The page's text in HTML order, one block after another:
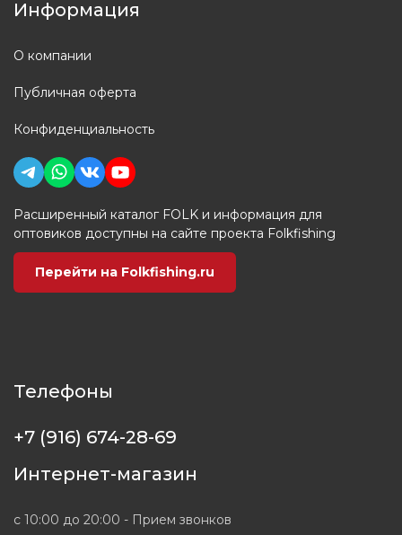
Информация
О компании
Публичная оферта
Конфиденциальность
Расширенный каталог FOLK и информация для
оптовиков доступны на сайте проекта Folkfishing
Перейти на Folkfishing.ru
Телефоны
+7 (916) 674-28-69
Интернет-магазин
с 10:00 до 20:00 - Прием звонков